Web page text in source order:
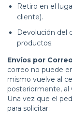
Retiro en el
cliente).
Devolución del
productos.
Envíos por
correo no puede
mismo vuelve al
posteriormente, al
Una vez que el
para solicitar: